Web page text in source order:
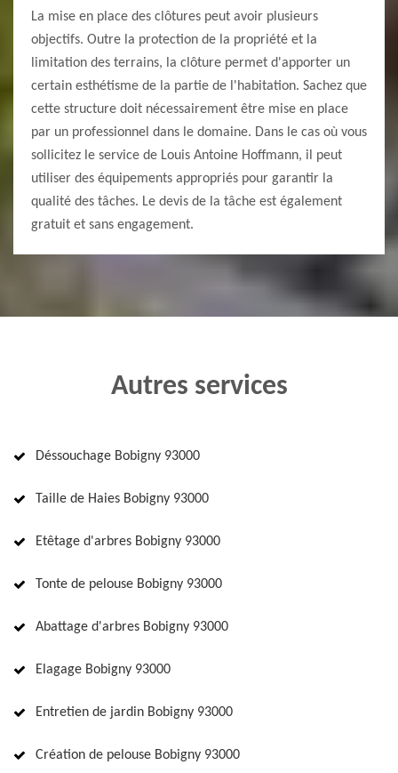
La mise en place des clôtures peut avoir plusieurs
objectifs. Outre la protection de la propriété et la
limitation des terrains, la clôture permet d'apporter un
certain esthétisme de la partie de l'habitation. Sachez que
cette structure doit nécessairement être mise en place
par un professionnel dans le domaine. Dans le cas où vous
sollicitez le service de Louis Antoine Hoffmann, il peut
utiliser des équipements appropriés pour garantir la
qualité des tâches. Le devis de la tâche est également
gratuit et sans engagement.
Autres services
Déssouchage Bobigny 93000
Taille de Haies Bobigny 93000
Etêtage d'arbres Bobigny 93000
Tonte de pelouse Bobigny 93000
Abattage d'arbres Bobigny 93000
Elagage Bobigny 93000
Entretien de jardin Bobigny 93000
Création de pelouse Bobigny 93000